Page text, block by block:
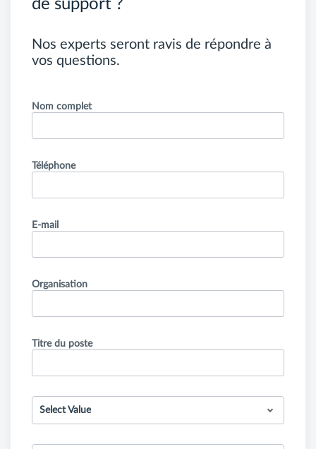
de support ?
Nos experts seront ravis de répondre à
vos questions.
Nom complet
Téléphone
E-mail
Organisation
Titre du poste
Select Value